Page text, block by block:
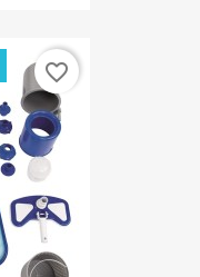
favorite_border